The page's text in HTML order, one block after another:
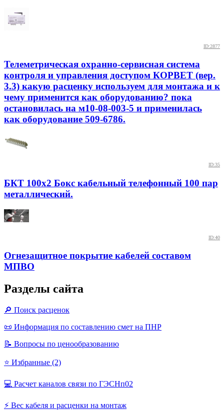
ID:2877
Телеметрическая охранно-сервисная система
контроля и управления доступом КОРВЕТ (вер.
3.3) какую расценку используем для монтажа и к
чему применится как оборудованию? пока
остановилась на м10-08-003-5 и применилась
как оборудование 509-6786.
ID:35
БКТ 100х2 Бокс кабельный телефонный 100 пар
металлический.
ID:40
Огнезащитное покрытие кабелей составом
МПВО
Разделы сайта
🔎 Поиск расценок
📜 Информация по составлению смет на ПНР
📝 Вопросы по ценообразованию
⭐ Избранные (2)
💻 Расчет каналов связи по ГЭСНп02
⚡ Вес кабеля и расценки на монтаж